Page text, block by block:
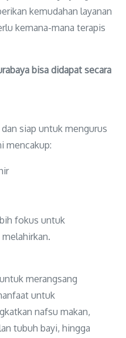
kemudahan layanan
kemana-mana terapis
bisa didapat secara
siap untuk mengurus
mencakup:
fokus untuk
merangsang
untuk
nafsu makan,
tubuh bayi, hingga